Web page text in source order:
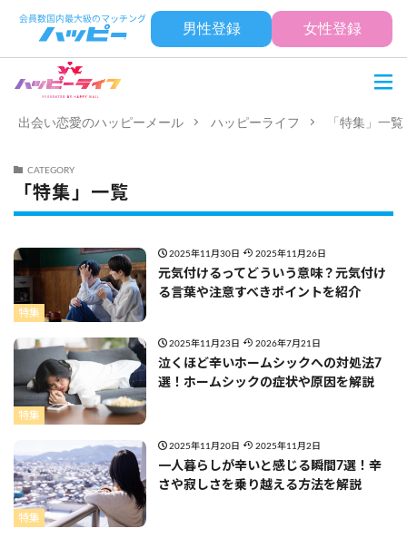
男性登録 女性登録
出会い恋愛のハッピーメール ハッピーライフ 「特集」一覧
CATEGORY
「特集」一覧
特集
2025年11月30日 2025年11月26日
元気付けるってどういう意味？元気付け
る言葉や注意すべきポイントを紹介
特集
2025年11月23日 2026年7月21日
泣くほど辛いホームシックへの対処法7
選！ホームシックの症状や原因を解説
特集
2025年11月20日 2025年11月2日
一人暮らしが辛いと感じる瞬間7選！辛
さや寂しさを乗り越える方法を解説